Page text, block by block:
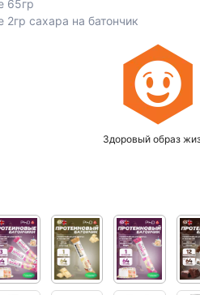
65гр
2гр сахара на батончик
Здоровый образ